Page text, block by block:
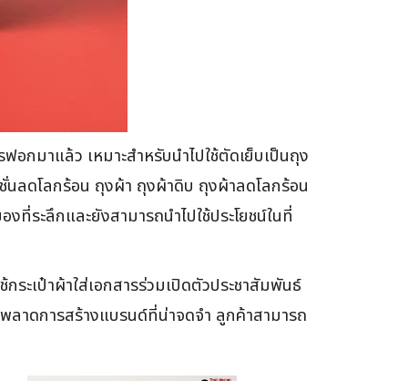
อกมาแล้ว เหมาะสำหรับนำไปใช้ตัดเย็บเป็นถุง
ลดโลกร้อน ถุงผ้า ถุงผ้าดิบ ถุงผ้าลดโลกร้อน
ระลึกและยังสามารถนำไปใช้ประโยชน์ในที่
ะเป๋าผ้าใส่เอกสารร่วมเปิดตัวประชาสัมพันธ์
าดการสร้างแบรนด์ที่น่าจดจำ ลูกค้าสามารถ